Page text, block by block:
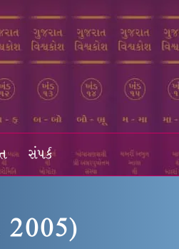
સંપર્ક
2005)